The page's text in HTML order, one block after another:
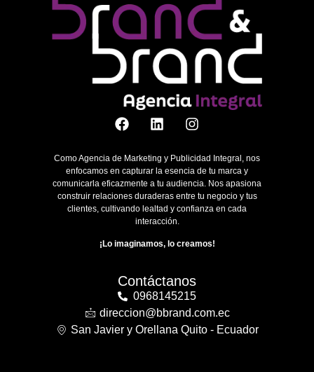
Como Agencia de Marketing y Publicidad Integral, nos
enfocamos en capturar la esencia de tu marca y
comunicarla eficazmente a tu audiencia. Nos apasiona
construir relaciones duraderas entre tu negocio y tus
clientes, cultivando lealtad y confianza en cada
interacción.
¡Lo imaginamos, lo creamos!
Contáctanos
0968145215
direccion@bbrand.com.ec
San Javier y Orellana Quito - Ecuador